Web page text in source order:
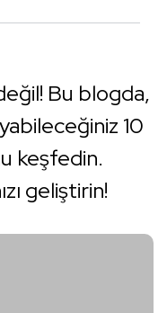
Bu blogda,
10
keşfedin.
geliştirin!